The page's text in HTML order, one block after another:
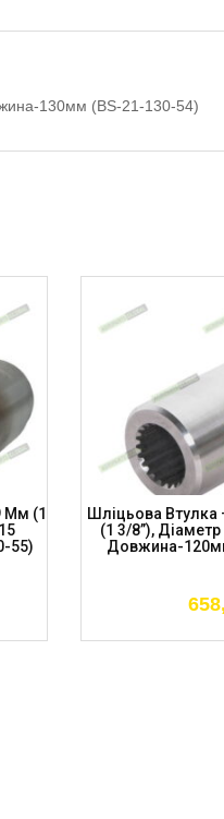
130мм (BS-21-130-54)
Мм (1
55)
Шліцьова Втулка
(1 3/8”),
Довжина-